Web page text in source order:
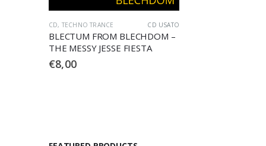
CD USATO
CD, TECHNO TRANCE
BLECTUM FROM BLECHDOM –
THE MESSY JESSE FIESTA
€8,00